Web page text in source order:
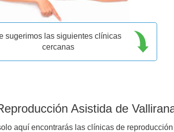
sugerimos las siguientes clínicas
cercanas
Asistida de
aquí encontrarás las clínicas de